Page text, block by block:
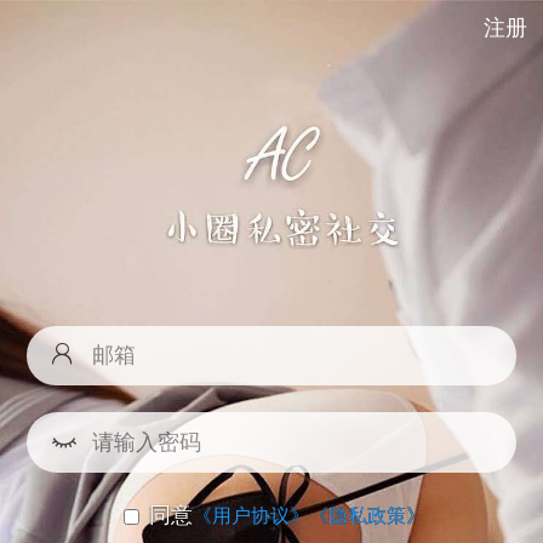
注册
同意《用户协议》《隐私政策》